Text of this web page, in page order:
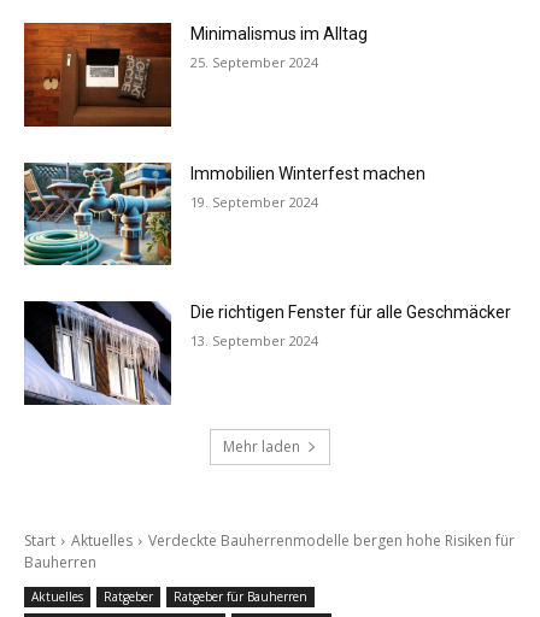
Minimalismus im Alltag
25. September 2024
Immobilien Winterfest machen
19. September 2024
Die richtigen Fenster für alle Geschmäcker
13. September 2024
Mehr laden